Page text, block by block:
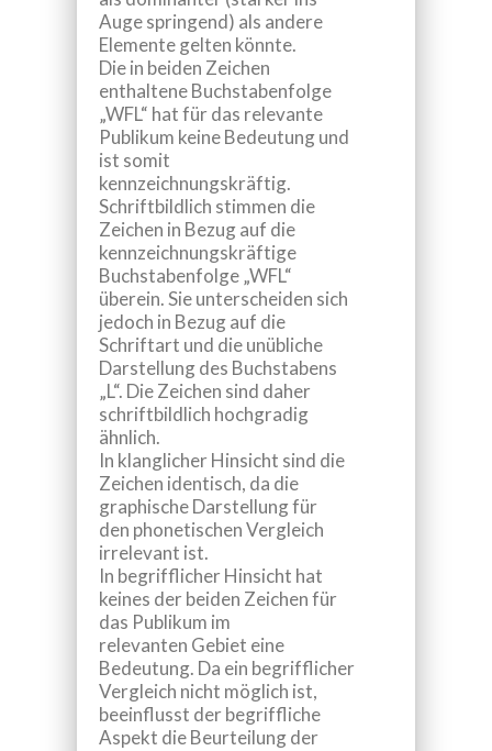
Auge springend) als andere
Elemente gelten könnte.
Die in beiden Zeichen
enthaltene Buchstabenfolge
„WFL“ hat für das relevante
Publikum keine Bedeutung und
ist somit
kennzeichnungskräftig.
Schriftbildlich stimmen die
Zeichen in Bezug auf die
kennzeichnungskräftige
Buchstabenfolge „WFL“
überein. Sie unterscheiden sich
jedoch in Bezug auf die
Schriftart und die unübliche
Darstellung des Buchstabens
„L“. Die Zeichen sind daher
schriftbildlich hochgradig
ähnlich.
In klanglicher Hinsicht sind die
Zeichen identisch, da die
graphische Darstellung für
den phonetischen Vergleich
irrelevant ist.
In begrifflicher Hinsicht hat
keines der beiden Zeichen für
das Publikum im
relevanten Gebiet eine
Bedeutung. Da ein begrifflicher
Vergleich nicht möglich ist,
beeinflusst der begriffliche
Aspekt die Beurteilung der